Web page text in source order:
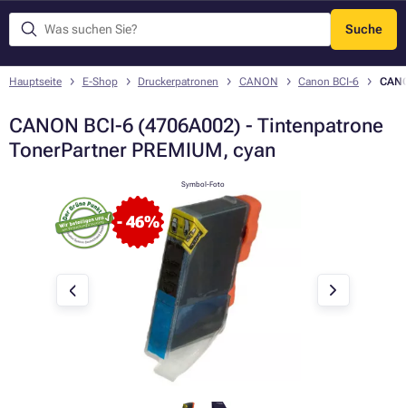
Suche
Menü
Hauptseite E-Shop Druckerpatronen CANON Canon BCI-6
CANON BCI-6 (4706A002) - Tintenpatrone
TonerPartner PREMIUM, cyan
- 46%
Symbol-Foto